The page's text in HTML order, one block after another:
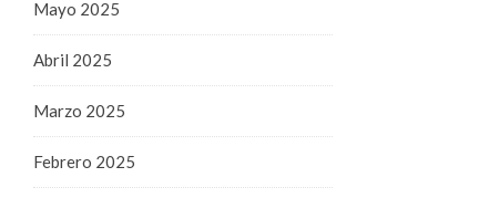
Mayo 2025
Abril 2025
Marzo 2025
Febrero 2025